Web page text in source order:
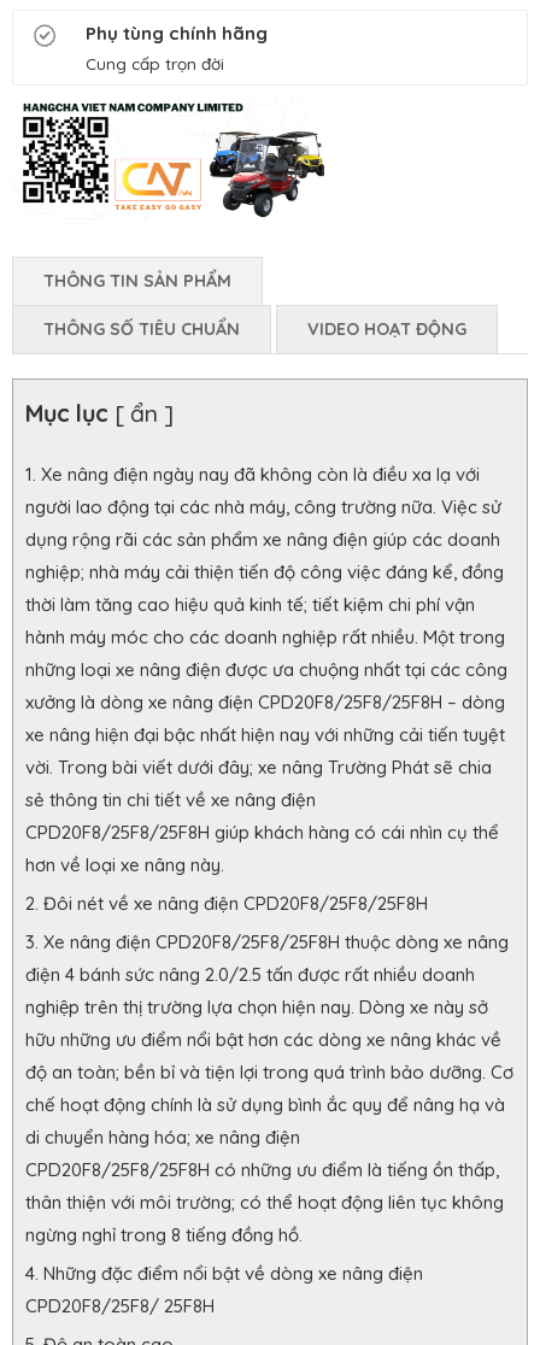
Phụ tùng chính hãng
Cung cấp trọn đời
THÔNG TIN SẢN PHẨM
THÔNG SỐ TIÊU CHUẨN VIDEO HOẠT ĐỘNG
Mục lục [ ẩn ]
Xe nâng điện ngày nay đã không còn là điều xa lạ với
người lao động tại các nhà máy, công trường nữa. Việc sử
dụng rộng rãi các sản phẩm xe nâng điện giúp các doanh
nghiệp; nhà máy cải thiện tiến độ công việc đáng kể, đồng
thời làm tăng cao hiệu quả kinh tế; tiết kiệm chi phí vận
hành máy móc cho các doanh nghiệp rất nhiều. Một trong
những loại xe nâng điện được ưa chuộng nhất tại các công
xưởng là dòng xe nâng điện CPD20F8/25F8/25F8H – dòng
xe nâng hiện đại bậc nhất hiện nay với những cải tiến tuyệt
vời. Trong bài viết dưới đây; xe nâng Trường Phát sẽ chia
sẻ thông tin chi tiết về xe nâng điện
CPD20F8/25F8/25F8H giúp khách hàng có cái nhìn cụ thể
hơn về loại xe nâng này.
Đôi nét về xe nâng điện CPD20F8/25F8/25F8H
Xe nâng điện CPD20F8/25F8/25F8H thuộc dòng xe nâng
điện 4 bánh sức nâng 2.0/2.5 tấn được rất nhiều doanh
nghiệp trên thị trường lựa chọn hiện nay. Dòng xe này sở
hữu những ưu điểm nổi bật hơn các dòng xe nâng khác về
độ an toàn; bền bỉ và tiện lợi trong quá trình bảo dưỡng. Cơ
chế hoạt động chính là sử dụng bình ắc quy để nâng hạ và
di chuyển hàng hóa; xe nâng điện
CPD20F8/25F8/25F8H có những ưu điểm là tiếng ồn thấp,
thân thiện với môi trường; có thể hoạt động liên tục không
ngừng nghỉ trong 8 tiếng đồng hồ.
Những đặc điểm nổi bật về dòng xe nâng điện
CPD20F8/25F8/ 25F8H